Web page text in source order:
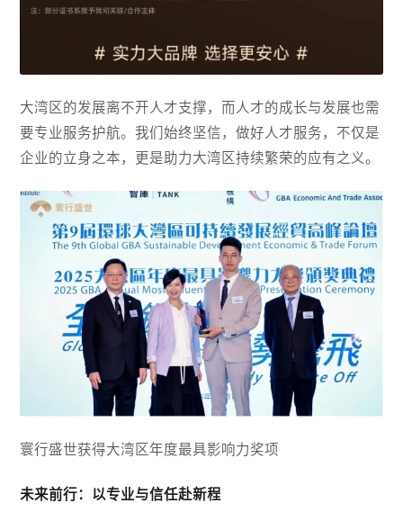
大湾区的发展离不开人才支撑，而人才的成长与发展也需
要专业服务护航。我们始终坚信，做好人才服务，不仅是
企业的立身之本，更是助力大湾区持续繁荣的应有之义。
寰行盛世获得大湾区年度最具影响力奖项
未来前行：以专业与信任赴新程